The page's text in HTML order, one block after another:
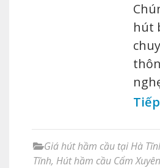
hút
Giá hút hầm cầu tại Hà
Tĩnh, Hút hầm cầu Cẩm Xuyên